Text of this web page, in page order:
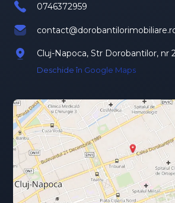
0746372959
Cluj-Napoca, Str Dorobantilor, nr
Deschide în Google Maps